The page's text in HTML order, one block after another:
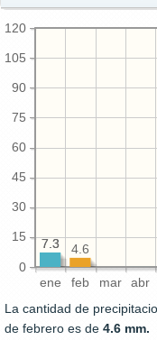
ene feb mar abr
0
15
30
45
60
75
90
105
120
7.3 4.6
7.3
La cantidad de
de febrero es de 4.6 mm.